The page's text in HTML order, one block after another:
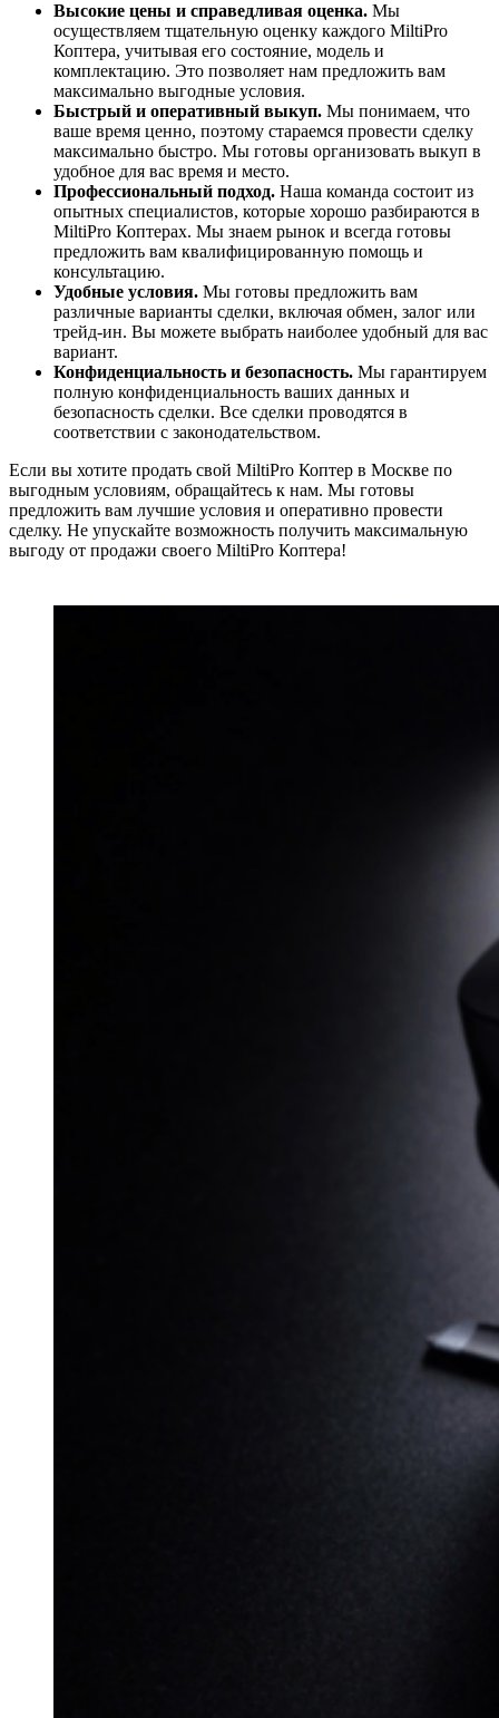
Высокие цены и справедливая оценка. Мы
осуществляем тщательную оценку каждого MiltiPro
Коптера, учитывая его состояние, модель и
комплектацию. Это позволяет нам предложить вам
максимально выгодные условия.
Быстрый и оперативный выкуп. Мы понимаем, что
ваше время ценно, поэтому стараемся провести сделку
максимально быстро. Мы готовы организовать выкуп в
удобное для вас время и место.
Профессиональный подход. Наша команда состоит из
опытных специалистов, которые хорошо разбираются в
MiltiPro Коптерах. Мы знаем рынок и всегда готовы
предложить вам квалифицированную помощь и
консультацию.
Удобные условия. Мы готовы предложить вам
различные варианты сделки, включая обмен, залог или
трейд-ин. Вы можете выбрать наиболее удобный для вас
вариант.
Конфиденциальность и безопасность. Мы гарантируем
полную конфиденциальность ваших данных и
безопасность сделки. Все сделки проводятся в
соответствии с законодательством.
Если вы хотите продать свой MiltiPro Коптер в Москве по
выгодным условиям, обращайтесь к нам. Мы готовы
предложить вам лучшие условия и оперативно провести
сделку. Не упускайте возможность получить максимальную
выгоду от продажи своего MiltiPro Коптера!